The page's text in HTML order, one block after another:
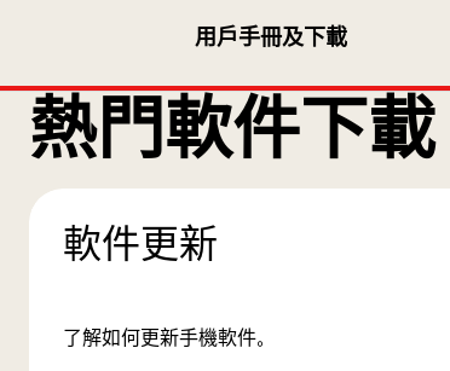
用戶手冊及下載
熱門軟件下載
軟件更新
了解如何更新手機軟件。